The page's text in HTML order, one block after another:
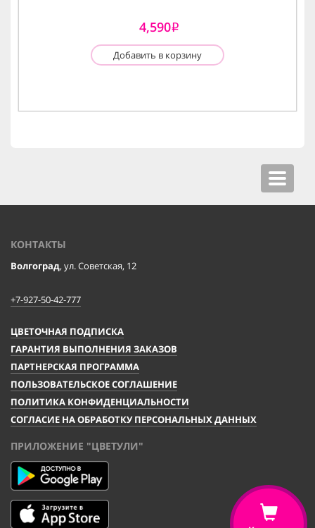
4,590i
Добавить в корзину
Toggle
КОНТАКТЫ
Волгоград, ул. Советская, 12
+7-927-50-42-777
ЦВЕТОЧНАЯ ПОДПИСКА
ГАРАНТИЯ ВЫПОЛНЕНИЯ ЗАКАЗОВ
ПАРТНЕРСКАЯ ПРОГРАММА
ПОЛЬЗОВАТЕЛЬСКОЕ СОГЛАШЕНИЕ
ПОЛИТИКА КОНФИДЕНЦИАЛЬНОСТИ
СОГЛАСИЕ НА ОБРАБОТКУ ПЕРСОНАЛЬНЫХ ДАННЫХ
ПРИЛОЖЕНИЕ "ЦВЕТУЛИ"